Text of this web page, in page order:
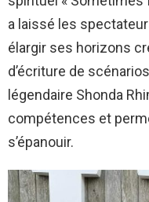
a laissé les
élargir ses horizons
d’écriture de
légendaire Shonda
compétences et
s’épanouir.